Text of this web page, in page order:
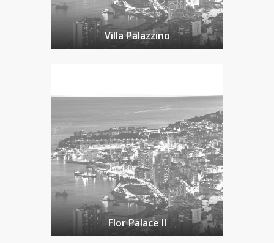
Villa Palazzino
Flor Palace II